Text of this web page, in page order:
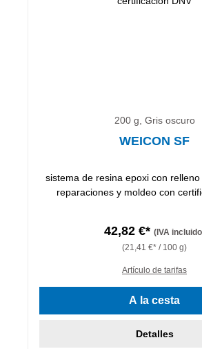
200 g, Gris oscuro
WEICON SF
sistema de resina epoxi con
reparaciones y moldeo con
42,82 €* (IVA
(21,41 €* / 100 g)
Artículo de tarifas
A la cesta
Detalles